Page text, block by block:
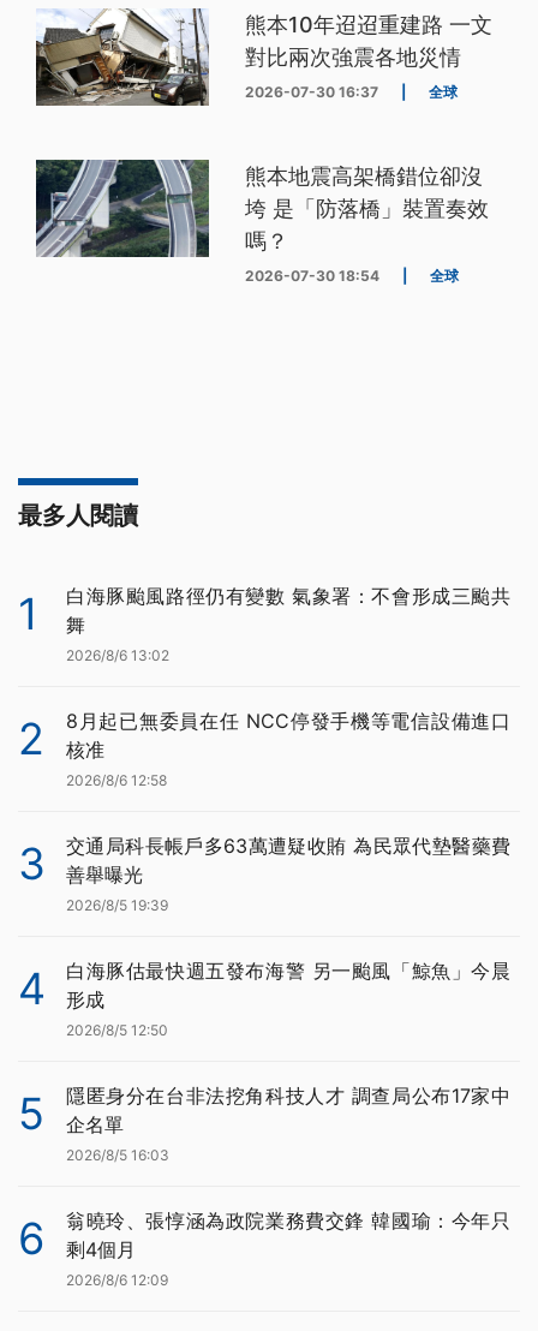
熊本10年迢迢重建路 一文
對比兩次強震各地災情
2026-07-30 16:37 全球
熊本地震高架橋錯位卻沒
垮 是「防落橋」裝置奏效
嗎？
2026-07-30 18:54 全球
最多人閱讀
1
白海豚颱風路徑仍有變數 氣象署：不會形成三颱共
舞
2026/8/6 13:02
2
8月起已無委員在任 NCC停發手機等電信設備進口
核准
2026/8/6 12:58
3
交通局科長帳戶多63萬遭疑收賄 為民眾代墊醫藥費
善舉曝光
2026/8/5 19:39
4
白海豚估最快週五發布海警 另一颱風「鯨魚」今晨
形成
2026/8/5 12:50
5
隱匿身分在台非法挖角科技人才 調查局公布17家中
企名單
2026/8/5 16:03
6
翁曉玲、張惇涵為政院業務費交鋒 韓國瑜：今年只
剩4個月
2026/8/6 12:09